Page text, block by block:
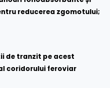
reducerea zgomotului;
de tranzit pe acest
coridorului feroviar